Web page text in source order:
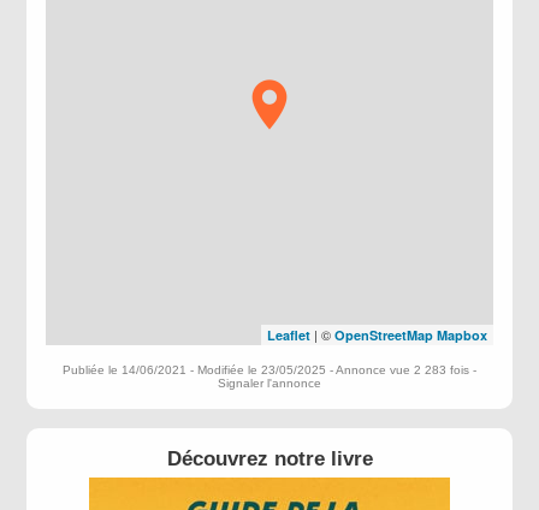
Leaflet| © OpenStreetMap Mapbox
Publiée le 14/06/2021 - Modifiée le 23/05/2025 - Annonce vue 2 283 fois -
Signaler l'annonce
Découvrez notre livre